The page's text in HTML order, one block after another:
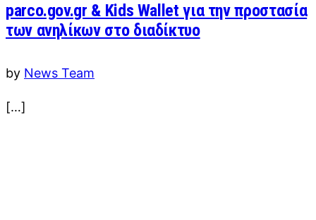
parco.gov.gr & Kids Wallet για την προστασία
των ανηλίκων στο διαδίκτυο
by News Team
[…]